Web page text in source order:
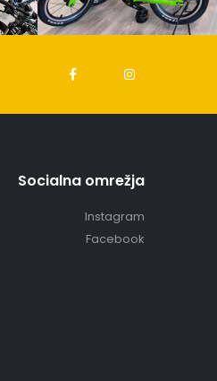
Socialna omrežja
Instagram
Facebook